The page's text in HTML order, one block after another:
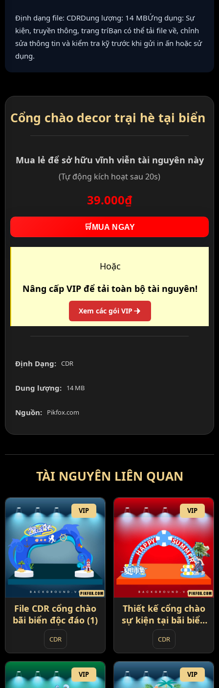
Định dạng file: CDRDung lượng: 14 MBỨng dụng: Sự
kiện, truyền thông, trang tríBạn có thể tải file về, chỉnh
sửa thông tin và kiểm tra kỹ trước khi gửi in ấn hoặc sử
dụng.
Cổng chào decor trại hè tại biển
Mua lẻ để sở hữu vĩnh viễn tài nguyên này
(Tự động kích hoạt sau 20s)
39.000₫
🛒 MUA NGAY
Hoặc
Nâng cấp VIP để tải toàn bộ tài nguyên!
Xem các gói VIP
Định Dạng: CDR
Dung lượng: 14 MB
Nguồn: Pikfox.com
TÀI NGUYÊN LIÊN QUAN
VIP
File CDR cổng chào
bãi biển độc đáo (1)
CDR
VIP
Thiết kế cổng chào
sự kiện tại bãi biển
(2)
CDR
VIP VIP